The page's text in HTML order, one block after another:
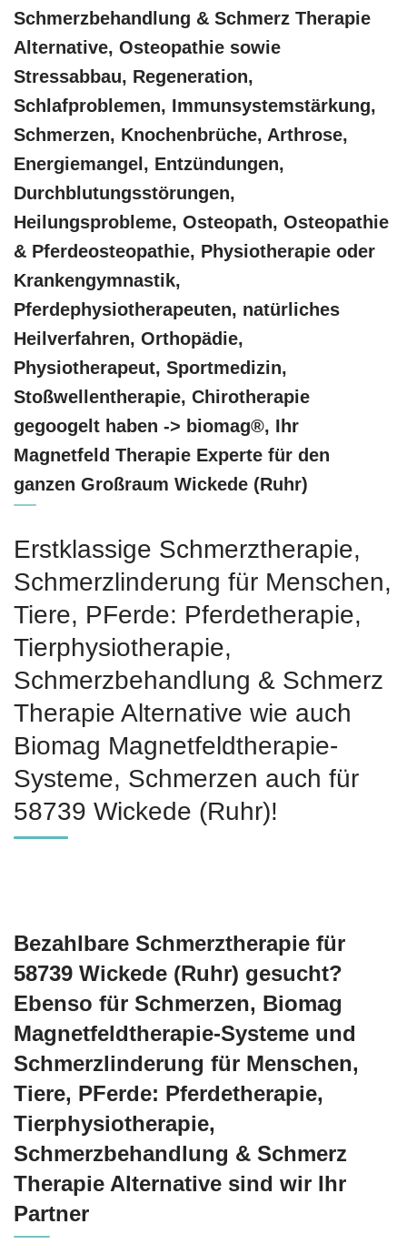
Schmerzbehandlung & Schmerz Therapie
Alternative, Osteopathie sowie
Stressabbau, Regeneration,
Schlafproblemen, Immunsystemstärkung,
Schmerzen, Knochenbrüche, Arthrose,
Energiemangel, Entzündungen,
Durchblutungsstörungen,
Heilungsprobleme, Osteopath, Osteopathie
& Pferdeosteopathie, Physiotherapie oder
Krankengymnastik,
Pferdephysiotherapeuten, natürliches
Heilverfahren, Orthopädie,
Physiotherapeut, Sportmedizin,
Stoßwellentherapie, Chirotherapie
gegoogelt haben -> biomag®, Ihr
Magnetfeld Therapie Experte für den
ganzen Großraum Wickede (Ruhr)
Erstklassige Schmerztherapie,
Schmerzlinderung für Menschen,
Tiere, PFerde: Pferdetherapie,
Tierphysiotherapie,
Schmerzbehandlung & Schmerz
Therapie Alternative wie auch
Biomag Magnetfeldtherapie-
Systeme, Schmerzen auch für
58739 Wickede (Ruhr)!
Bezahlbare Schmerztherapie für
58739 Wickede (Ruhr) gesucht?
Ebenso für Schmerzen, Biomag
Magnetfeldtherapie-Systeme und
Schmerzlinderung für Menschen,
Tiere, PFerde: Pferdetherapie,
Tierphysiotherapie,
Schmerzbehandlung & Schmerz
Therapie Alternative sind wir Ihr
Partner